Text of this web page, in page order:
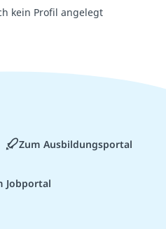
kein Profil angelegt
Zum Ausbildungsportal
Jobportal